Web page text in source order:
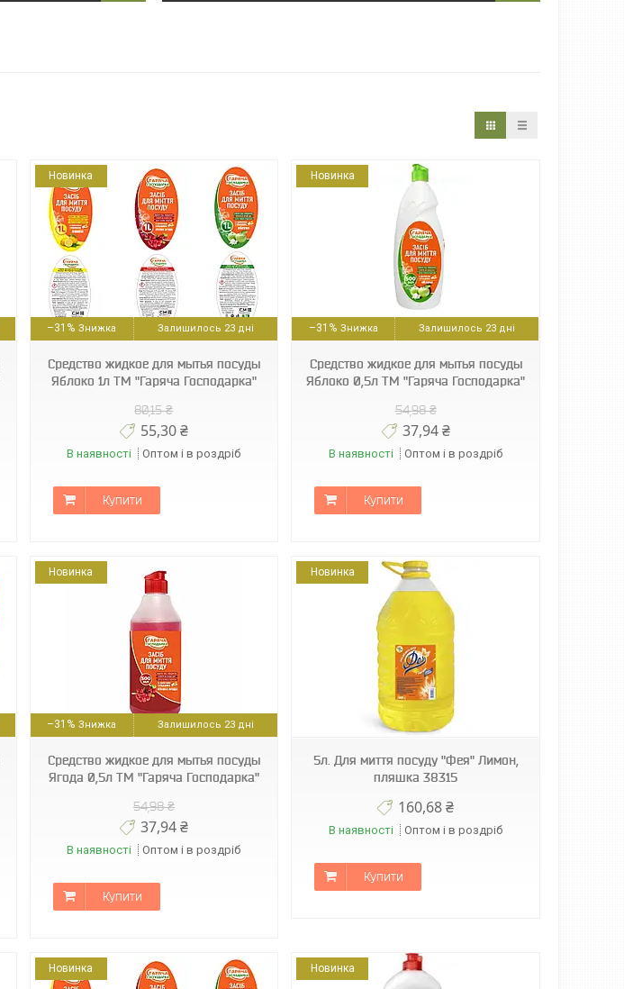
Новинка
–31% Залишилось 23 дні
Средство жидкое для мытья посуды
Яблоко 1л ТМ "Гаряча Господарка"
80,15 ₴
55,30 ₴
В наявності Оптом і в роздріб
Купити
4820229300424
Новинка
–31% Залишилось 23 дні
Средство жидкое для мытья посуды
Яблоко 0,5л ТМ "Гаряча Господарка"
54,98 ₴
37,94 ₴
В наявності Оптом і в роздріб
Купити
Новинка
–31% Залишилось 23 дні
Средство жидкое для мытья посуды
Ягода 0,5л ТМ "Гаряча Господарка"
54,98 ₴
37,94 ₴
В наявності Оптом і в роздріб
Купити
4820051290313
Новинка
5л. Для миття посуду "Фея" Лимон,
пляшка 38315
160,68 ₴
В наявності Оптом і в роздріб
Купити
Новинка Новинка